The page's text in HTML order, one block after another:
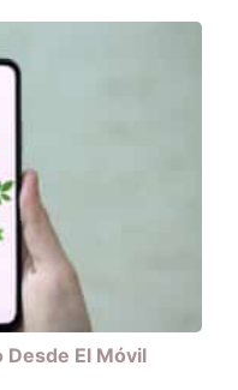
Desde El Móvil